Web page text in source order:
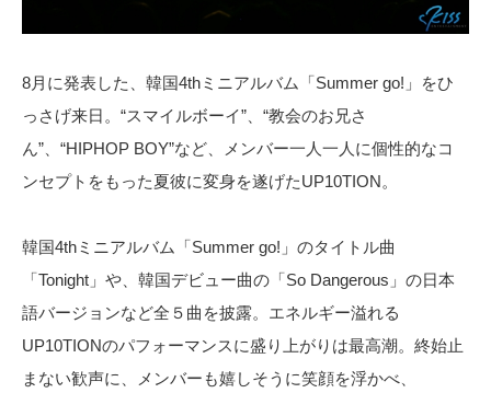
8月に発表した、韓国4thミニアルバム「Summer go!」をひ
っさげ来日。“スマイルボーイ”、“教会のお兄さ
ん”、“HIPHOP BOY”など、メンバー一人一人に個性的なコ
ンセプトをもった夏彼に変身を遂げたUP10TION。
韓国4thミニアルバム「Summer go!」のタイトル曲
「Tonight」や、韓国デビュー曲の「So Dangerous」の日本
語バージョンなど全５曲を披露。エネルギー溢れる
UP10TIONのパフォーマンスに盛り上がりは最高潮。終始止
まない歓声に、メンバーも嬉しそうに笑顔を浮かべ、